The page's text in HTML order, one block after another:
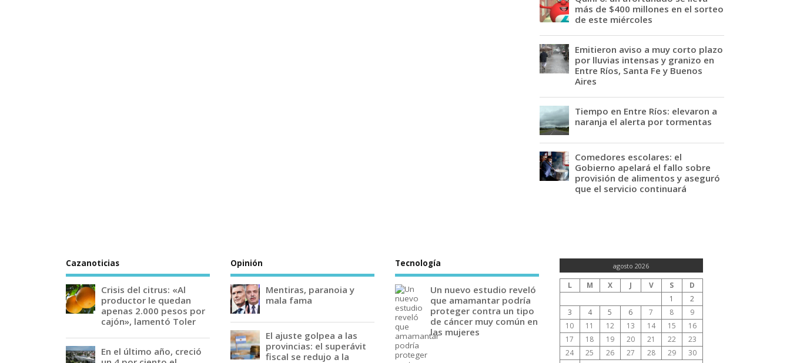
más de $400 millones en el sorteo
de este miércoles
Emitieron aviso a muy corto plazo
por lluvias intensas y granizo en
Entre Ríos, Santa Fe y Buenos
Aires
Tiempo en Entre Ríos: elevaron a
naranja el alerta por tormentas
Comedores escolares: el
Gobierno apelará el fallo sobre
provisión de alimentos y aseguró
que el servicio continuará
Cazanoticias
Crisis del citrus: «Al
productor le quedan
apenas 2.000 pesos por
cajón», lamentó Toler
En el último año, creció
Opinión
Mentiras, paranoia y
mala fama
El ajuste golpea a las
provincias: el superávit
fiscal se redujo a la
Tecnología
Un nuevo estudio reveló
que amamantar podría
proteger contra un tipo
de cáncer muy común en
las mujeres
agosto 2026
L M X J V S
D
1
2
3
4 5 6 7 8
9
10
11 12 13 14 15
16
17
18 19 20 21 22
23
24
25 26 27 28 29
30